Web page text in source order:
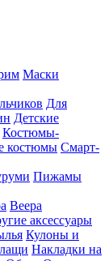
Маски
Для
Детские
Костюмы-
костюмы Смарт-
Пижамы
Веера
аксессуары
Кулоны и
Накладки на